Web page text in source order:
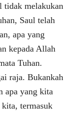
tidak melakukan
Saul telah
apa yang
kepada Allah
Tuhan.
raja. Bukankah
apa yang kita
termasuk